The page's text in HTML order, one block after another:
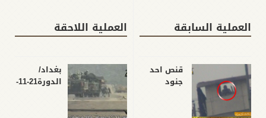
العملية السابقة
قنص احد
جنود
العملية اللاحقة
بغداد/
الدورة21-11-